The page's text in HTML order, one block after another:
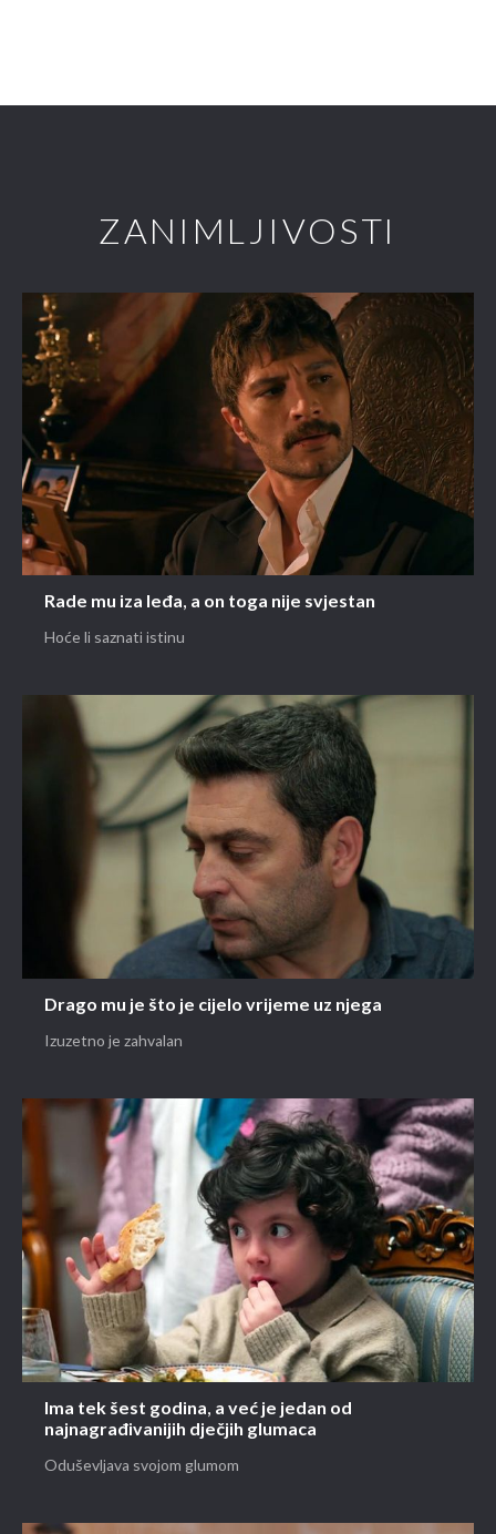
ZANIMLJIVOSTI
Rade mu iza leđa, a on toga nije svjestan
Hoće li saznati istinu
Drago mu je što je cijelo vrijeme uz njega
Izuzetno je zahvalan
Ima tek šest godina, a već je jedan od
najnagrađivanijih dječjih glumaca
Oduševljava svojom glumom